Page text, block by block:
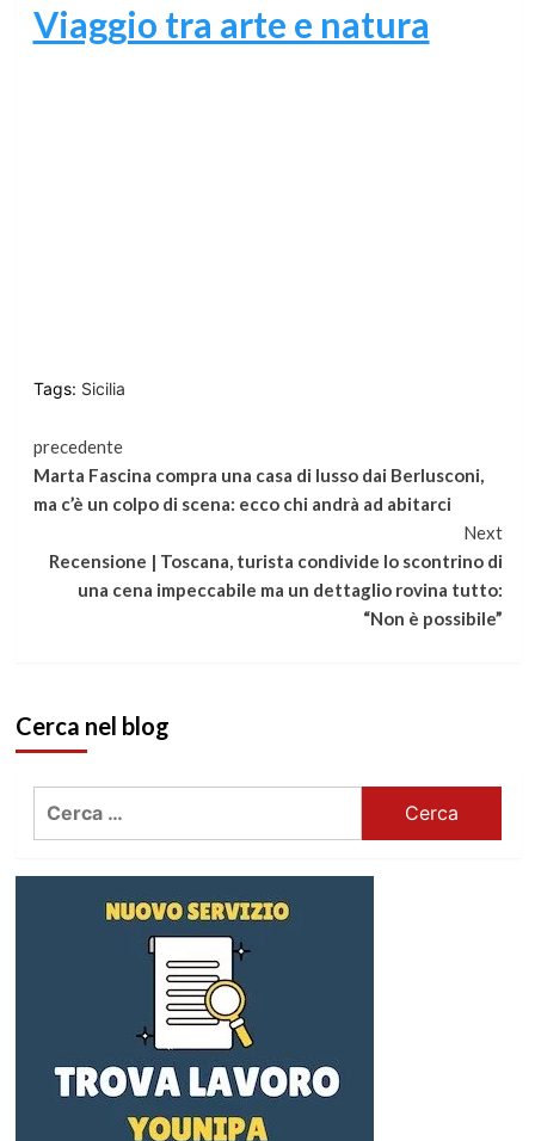
Viaggio tra arte e natura
Tags: Sicilia
Continua
a
leggere
precedente
Marta Fascina compra una casa di lusso dai Berlusconi,
ma c’è un colpo di scena: ecco chi andrà ad abitarci
Next
Recensione | Toscana, turista condivide lo scontrino di
una cena impeccabile ma un dettaglio rovina tutto:
“Non è possibile”
Cerca nel blog